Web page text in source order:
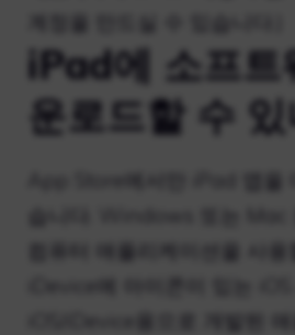
계정을 만드실 수 있습니다.)
iPad에 소프트
운로드할 수
App Store에서만 iPad 앱을
컴퓨터 애플리케이션을 사용
iOS/iDevice용으로 개발된